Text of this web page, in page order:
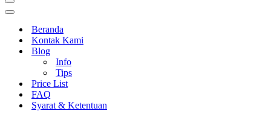
Navigation
Menu
Navigation
Beranda
Kontak Kami
Blog
Info
Tips
Price List
FAQ
Syarat & Ketentuan